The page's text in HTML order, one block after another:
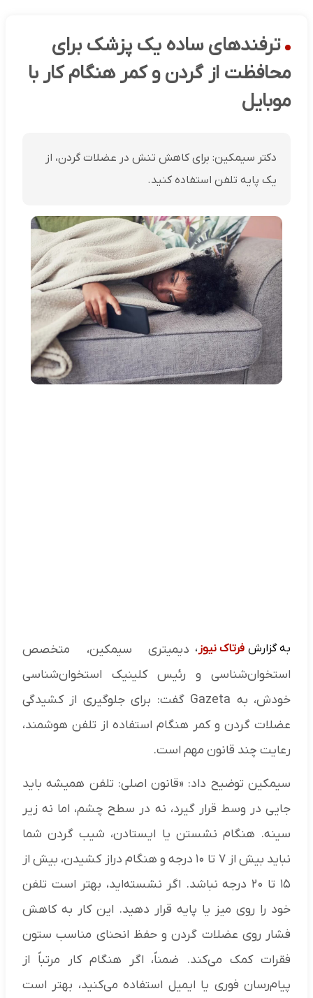
ترفندهای ساده یک پزشک برای
محافظت از گردن و کمر هنگام کار با
موبایل
دکتر سیمکین: برای کاهش تنش در عضلات گردن، از
یک پایه تلفن استفاده کنید.
به گزارش فرتاک نیوز ، دیمیتری سیمکین، متخصص
استخوان‌شناسی و رئیس کلینیک استخوان‌شناسی
خودش، به Gazeta گفت: برای جلوگیری از کشیدگی
عضلات گردن و کمر هنگام استفاده از تلفن هوشمند،
رعایت چند قانون مهم است.
سیمکین توضیح داد: «قانون اصلی: تلفن همیشه باید
جایی در وسط قرار گیرد، نه در سطح چشم، اما نه زیر
سینه. هنگام نشستن یا ایستادن، شیب گردن شما
نباید بیش از ۷ تا ۱۰ درجه و هنگام دراز کشیدن، بیش از
۱۵ تا ۲۰ درجه نباشد. اگر نشسته‌اید، بهتر است تلفن
خود را روی میز یا پایه قرار دهید. این کار به کاهش
فشار روی عضلات گردن و حفظ انحنای مناسب ستون
فقرات کمک می‌کند. ضمناً، اگر هنگام کار مرتباً از
پیام‌رسان فوری یا ایمیل استفاده می‌کنید، بهتر است